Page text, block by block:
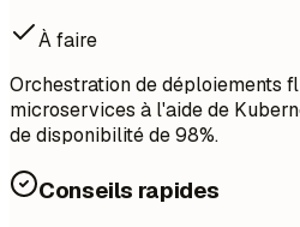
À faire
Orchestration de déploiements
microservices à l'aide de
de disponibilité de 98%.
Conseils rapides